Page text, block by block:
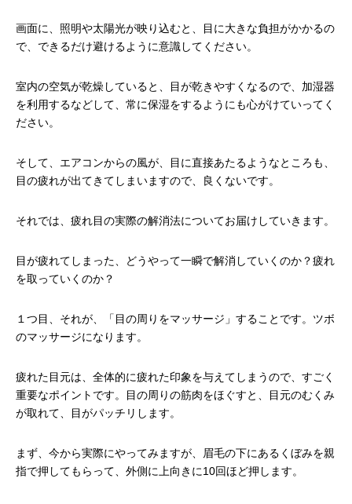
画面に、照明や太陽光が映り込むと、目に大きな負担がかかるの
で、できるだけ避けるように意識してください。
室内の空気が乾燥していると、目が乾きやすくなるので、加湿器
を利用するなどして、常に保湿をするようにも心がけていってく
ださい。
そして、エアコンからの風が、目に直接あたるようなところも、
目の疲れが出てきてしまいますので、良くないです。
それでは、疲れ目の実際の解消法についてお届けしていきます。
目が疲れてしまった、どうやって一瞬で解消していくのか？疲れ
を取っていくのか？
１つ目、それが、「目の周りをマッサージ」することです。ツボ
のマッサージになります。
疲れた目元は、全体的に疲れた印象を与えてしまうので、すごく
重要なポイントです。目の周りの筋肉をほぐすと、目元のむくみ
が取れて、目がパッチリします。
まず、今から実際にやってみますが、眉毛の下にあるくぼみを親
指で押してもらって、外側に上向きに10回ほど押します。